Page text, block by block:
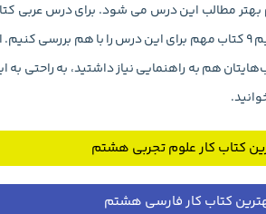
مطالب این درس می شود. برای درس عربی
های کمک آموزشی متعددی توسط انتشارات مختلف تالیف و چاپ شده است که در ادامه این مقاله قصد داریم 9 کتاب مهم برای این درس را با هم بررسی
هم به راهنمایی نیاز داشتید، به راحتی به
کتاب کار علوم تجربی هشتم
کتاب کار فارسی هشتم